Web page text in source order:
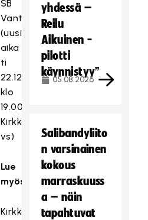
SB
Vantaa
(uusi
aika
ti
22.12.2020
klo
19.00
Kirkkonummen
vs)
Lue
myös:
Kirkkonummi
yhdessä –
Reilu
Aikuinen -
pilotti
käynnistyy”
05.08.2026
Salibandyliito
n varsinainen
kokous
marraskuuss
a – näin
tapahtuvat